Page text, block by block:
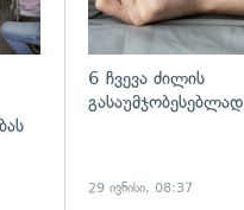
6 ჩვევა ძილის
გასაუმჯობესებლად
29 ივნისი, 08:37